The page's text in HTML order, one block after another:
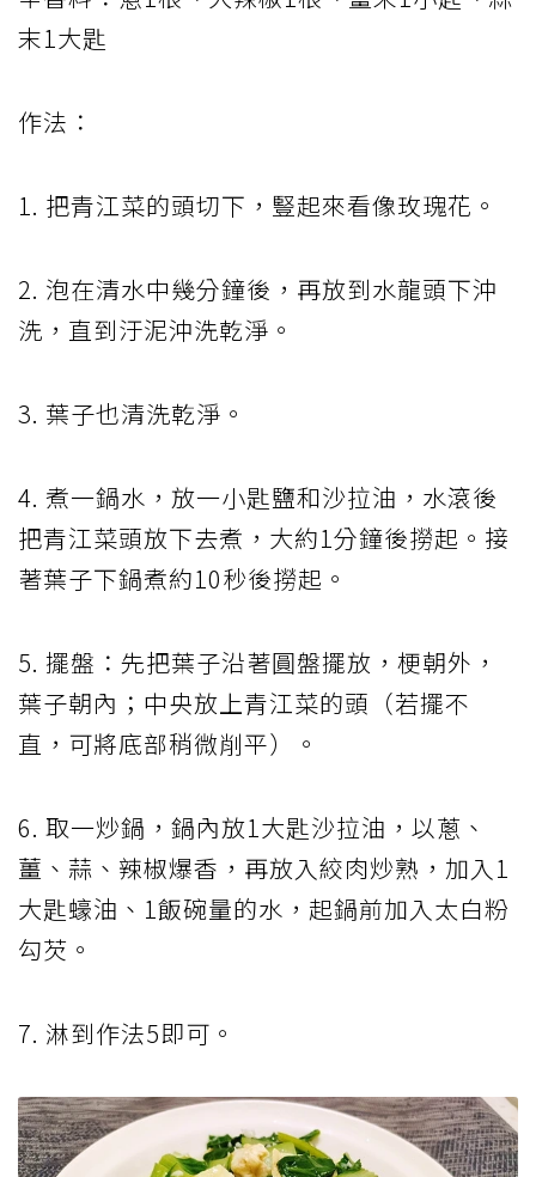
末1大匙
作法：
1. 把青江菜的頭切下，豎起來看像玫瑰花。
2. 泡在清水中幾分鐘後，再放到水龍頭下沖
洗，直到汙泥沖洗乾淨。
3. 葉子也清洗乾淨。
4. 煮一鍋水，放一小匙鹽和沙拉油，水滾後
把青江菜頭放下去煮，大約1分鐘後撈起。接
著葉子下鍋煮約10秒後撈起。
5. 擺盤：先把葉子沿著圓盤擺放，梗朝外，
葉子朝內；中央放上青江菜的頭（若擺不
直，可將底部稍微削平）。
6. 取一炒鍋，鍋內放1大匙沙拉油，以蔥、
薑、蒜、辣椒爆香，再放入絞肉炒熟，加入1
大匙蠔油、1飯碗量的水，起鍋前加入太白粉
勾芡。
7. 淋到作法5即可。